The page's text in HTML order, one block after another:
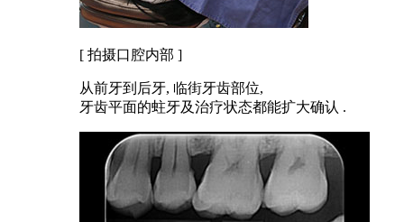
[ 拍摄口腔内部 ]
从前牙到后牙, 临街牙齿部位,
牙齿平面的蛀牙及治疗状态都能扩大确认 .